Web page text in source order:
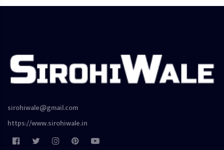
sirohiwale@gmail.com
https://www.sirohiwale.in